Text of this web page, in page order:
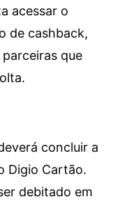
acessar o
de cashback,
que
concluir a
Digio Cartão.
debitado em